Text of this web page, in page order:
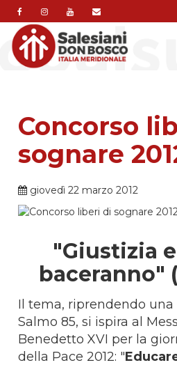
Concorso
sognare
giovedì 22 marzo 2012
"Giustizia
baceranno"
Il tema, riprendendo una
Salmo 85, si ispira al
Benedetto XVI per la
della Pace 2012: "